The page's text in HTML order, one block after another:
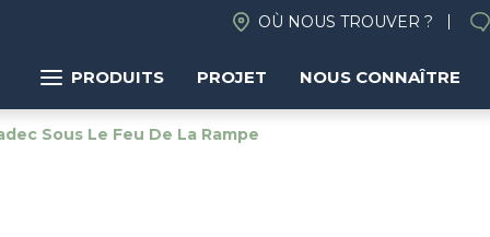
OÙ NOUS TROUVER ?
PRODUITS PROJET NOUS CONNAÎTRE
Sous Le Feu De La Rampe